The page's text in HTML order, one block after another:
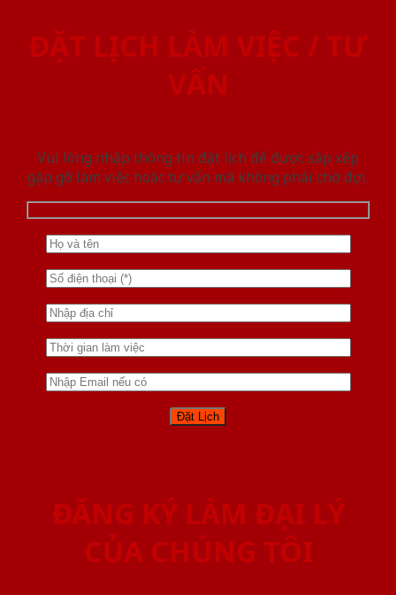
ĐẶT LỊCH LÀM VIỆC / TƯ
VẤN
Vui lòng nhập thông tin đặt lịch để được sắp xếp
gặp gỡ làm việc hoăc tư vấn mà không phải chờ đợi.
ĐĂNG KÝ LÀM ĐẠI LÝ
CỦA CHÚNG TÔI